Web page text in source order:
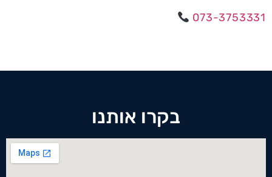
073-3753331
בקרו אותנו